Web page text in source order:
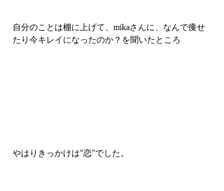
自分のことは棚に上げて、mikaさんに、なんで痩せ
たり今キレイになったのか？を聞いたところ
やはりきっかけは"恋"でした。